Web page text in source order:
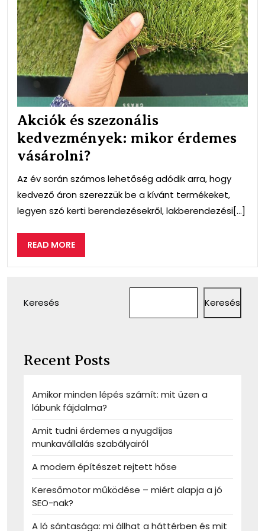
Akciók és szezonális
kedvezmények: mikor érdemes
vásárolni?
Az év során számos lehetőség adódik arra, hogy
kedvező áron szerezzük be a kívánt termékeket,
legyen szó kerti berendezésekről, lakberendezési[...]
READ MOREREAD
MORE
Keresés Keresés
Recent Posts
Amikor minden lépés számít: mit üzen a
lábunk fájdalma?
Amit tudni érdemes a nyugdíjas
munkavállalás szabályairól
A modern építészet rejtett hőse
Keresőmotor működése – miért alapja a jó
SEO-nak?
A ló sántasága: mi állhat a háttérben és mit